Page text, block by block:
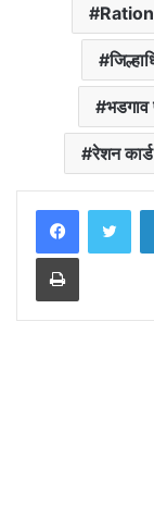
भडगाव
रेशन
Print